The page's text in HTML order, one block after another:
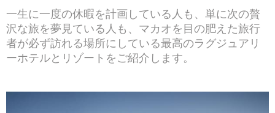
一生に一度の休暇を計画している人も、単に次の贅
沢な旅を夢見ている人も、マカオを目の肥えた旅行
者が必ず訪れる場所にしている最高のラグジュアリ
ーホテルとリゾートをご紹介します。